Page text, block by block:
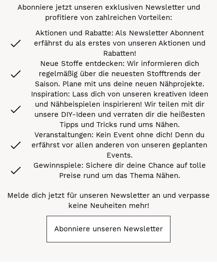
Abonniere jetzt unseren exklusiven Newsletter und
profitiere von zahlreichen Vorteilen:
Aktionen und Rabatte: Als Newsletter Abonnent
erfährst du als erstes von unseren Aktionen und
Rabatten!
Neue Stoffe entdecken: Wir informieren dich
regelmäßig über die neuesten Stofftrends der
Saison. Plane mit uns deine neuen Nähprojekte.
Inspiration: Lass dich von unseren kreativen Ideen
und Nähbeispielen inspirieren! Wir teilen mit dir
unsere DIY-Ideen und verraten dir die heißesten
Tipps und Tricks rund ums Nähen.
Veranstaltungen: Kein Event ohne dich! Denn du
erfährst vor allen anderen von unseren geplanten
Events.
Gewinnspiele: Sichere dir deine Chance auf tolle
Preise rund um das Thema Nähen.
Melde dich jetzt für unseren Newsletter an und verpasse
keine Neuheiten mehr!
Abonniere unseren Newsletter